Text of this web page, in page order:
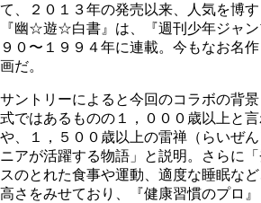
て、２０１３年の発売以来、人気を博
『幽☆遊☆白書』は、『週刊少年ジャン
９０〜１９９４年に連載。今もなお名
画だ。
サントリーによると今回のコラボの背
式ではあるものの１，０００歳以上と言
や、１，５００歳以上の雷禅（らいぜ
ニアが活躍する物語」と説明。さらに
スのとれた食事や運動、適度な睡眠な
高さをみせており、『健康習慣のプロ